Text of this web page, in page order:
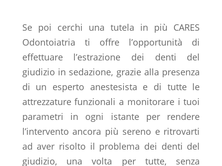
Se poi cerchi una tutela in più CARES
Odontoiatria ti offre l’opportunità di
effettuare l’estrazione dei denti del
giudizio in sedazione, grazie alla presenza
di un esperto anestesista e di tutte le
attrezzature funzionali a monitorare i tuoi
parametri in ogni istante per rendere
l’intervento ancora più sereno e ritrovarti
ad aver risolto il problema dei denti del
giudizio, una volta per tutte, senza